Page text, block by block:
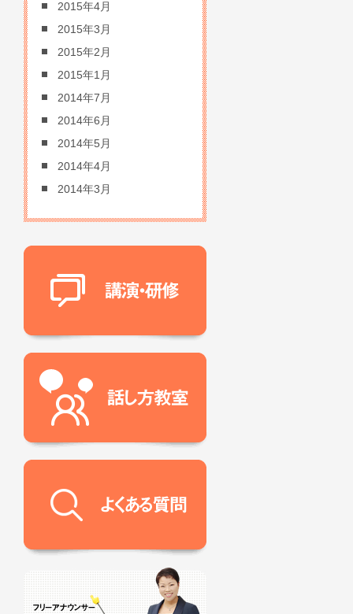
2015年4月
2015年3月
2015年2月
2015年1月
2014年7月
2014年6月
2014年5月
2014年4月
2014年3月